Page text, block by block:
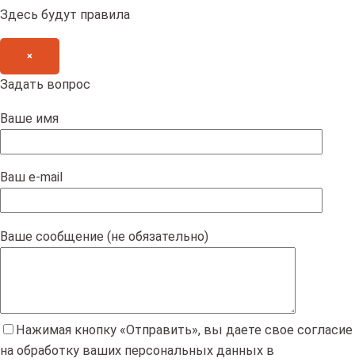
Здесь будут правила
×
Задать вопрос
Ваше имя
Ваш e-mail
Ваше сообщение (не обязательно)
Нажимая кнопку «Отправить», вы даете свое согласие
на обработку ваших персональных данных в